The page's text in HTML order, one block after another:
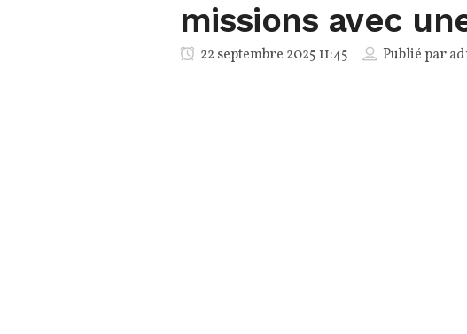
missions avec
22 septembre 2025 11:45 Publié par